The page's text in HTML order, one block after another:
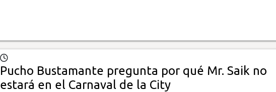
Pucho Bustamante pregunta por qué Mr. Saik no
estará en el Carnaval de la City